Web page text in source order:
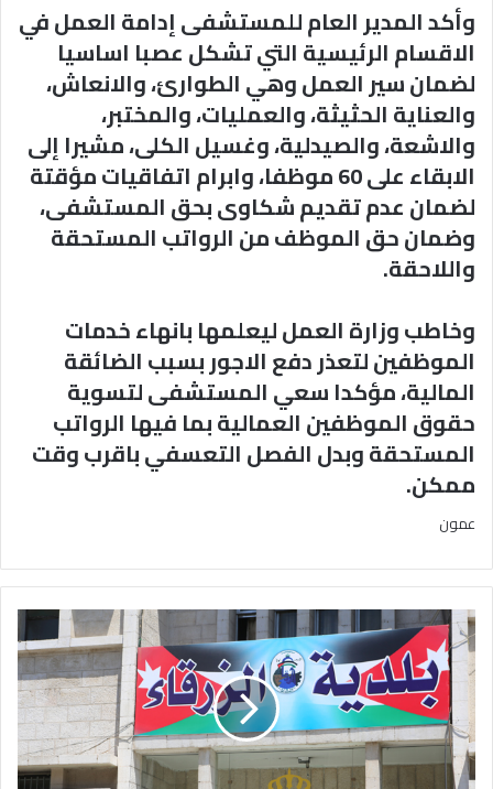
وأكد المدير العام للمستشفى إدامة العمل في
الاقسام الرئيسية التي تشكل عصبا اساسيا
لضمان سير العمل وهي الطوارئ، والانعاش،
والعناية الحثيثة، والعمليات، والمختبر،
والاشعة، والصيدلية، وغسيل الكلى، مشيرا إلى
الابقاء على 60 موظفا، وابرام اتفاقيات مؤقتة
لضمان عدم تقديم شكاوى بحق المستشفى،
وضمان حق الموظف من الرواتب المستحقة
واللاحقة.
وخاطب وزارة العمل ليعلمها بانهاء خدمات
الموظفين لتعذر دفع الاجور بسبب الضائقة
المالية، مؤكدا سعي المستشفى لتسوية
حقوق الموظفين العمالية بما فيها الرواتب
المستحقة وبدل الفصل التعسفي باقرب وقت
ممكن.
عمون
القى
العاملون
في
بحث
جنائي
الزرقاء
القبض
على